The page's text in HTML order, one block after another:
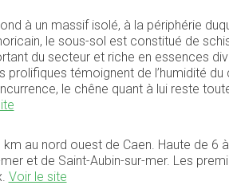
à un massif isolé, à la périphérie
le sous-sol est constitué de
du secteur et riche en essences
témoignent de l’humidité du
le chêne quant à lui reste
au nord ouest de Caen. Haute de 6
et de Saint-Aubin-sur-mer. Les
Voir le site